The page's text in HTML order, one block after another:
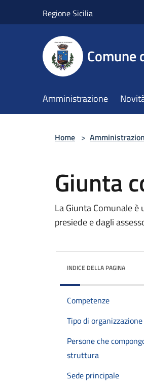
Regione Sicilia
Comune
Amministrazione
Home >
Giunta
La Giunta Comunale
presiede e dagli
INDICE DELLA PAGINA
Competenze
Tipo di organizzazione
Persone che
struttura
Sede principale